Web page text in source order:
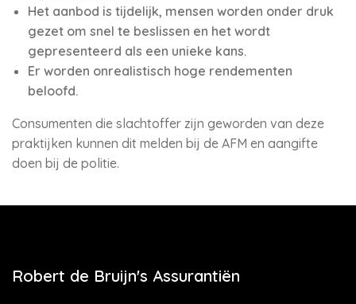
Het aanbod is tijdelijk, mensen worden onder druk
gezet om snel te beslissen en het wordt
gepresenteerd als een unieke kans.
Er worden onrealistisch hoge rendementen
beloofd.
Consumenten die slachtoffer zijn geworden van deze
praktijken kunnen dit melden bij de AFM en aangifte
doen bij de politie.
Robert de Bruijn's Assurantiën